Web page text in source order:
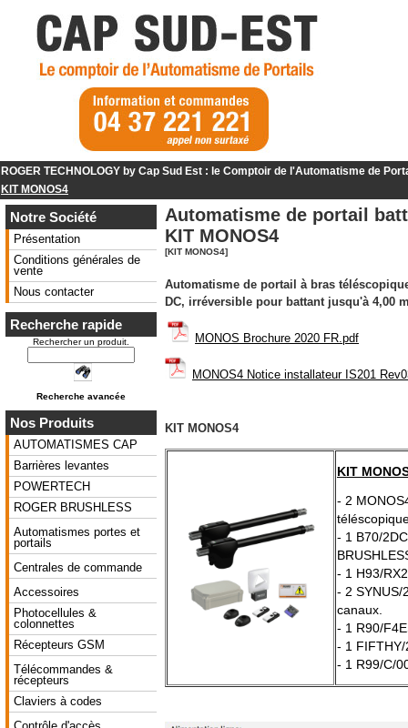
ROGER TECHNOLOGY by Cap Sud Est : le Comptoir de l'Automatisme de
KIT MONOS4
Notre Société
Présentation
Conditions générales de
vente
Nous contacter
Recherche rapide
Rechercher un produit.
Recherche avancée
Nos Produits
AUTOMATISMES CAP
Barrières levantes
POWERTECH
ROGER BRUSHLESS
Automatismes portes et
portails
Centrales de commande
Accessoires
Photocellules &
colonnettes
Récepteurs GSM
Télécommandes &
récepteurs
Claviers à codes
Automatisme de portail
KIT MONOS4
[KIT MONOS4]
Automatisme de portail à bras
DC, irréversible pour battant jusqu'à 4,00
MONOS Brochure 2020 FR.pdf
MONOS4 Notice installateur IS201
KIT MONOS4
KIT
- 2
- 1 B70/
- 1 H93/
- 2
canaux.
- 1 R90/
- 1
- 1 R99/C/